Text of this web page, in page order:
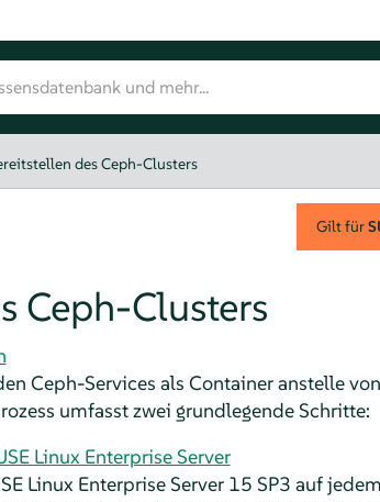
des Ceph-Clusters
Gilt für
Ceph-Clusters
Ceph-Services als Container anstelle
umfasst zwei grundlegende Schritte:
Linux Enterprise Server
Linux Enterprise Server 15 SP3 auf